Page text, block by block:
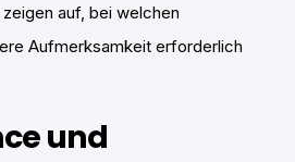
auf, bei welchen
Aufmerksamkeit erforderlich
und